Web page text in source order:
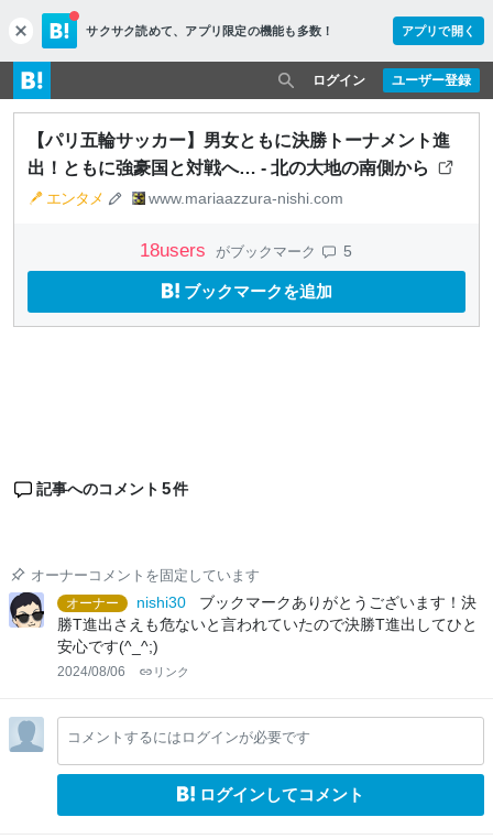
c
l
o
s
e
サクサク読めて、 アプリ限定の機能も多数！ アプリで開く
ユーザー登録
ログイン
【パリ五輪サッカー】男女ともに決勝トーナメント進
出！ともに強豪国と対戦へ… - 北の大地の南側から
エンタメ www.mariaazzura-nishi.com
18users がブックマーク 5
ブックマークを追加
記事へのコメント 5件
オーナーコメントを固定しています
オーナー
nishi30
ブックマークありがとうございます！決
勝T進出さえも危ないと言われていたので決勝T進出してひと
安心です(^_^;)
2024/08/06 リンク
コメントするにはログインが必要です
ログインしてコメント